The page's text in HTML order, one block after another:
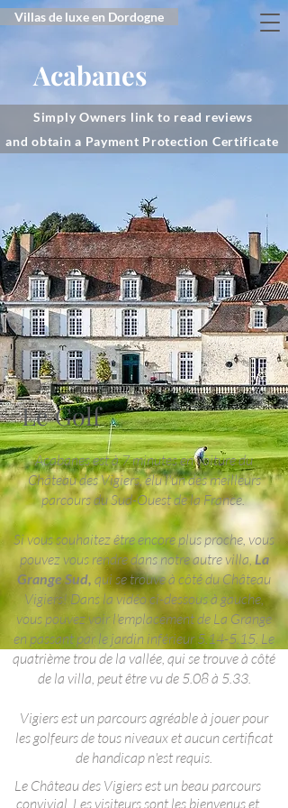
Villas de luxe en Dordogne
Acabanes
Simply Owners link to read reviews
and obtain a Payment Protection Certificate
Le Golf
Acabanes est à 7 minutes en voiture du
Château des Vigiers, élu l'un des meilleurs
parcours du Sud-Ouest de la France.
Si vous souhaitez être encore plus proche, vous
pouvez vous rendre dans notre autre villa,La
Grange Sud, qui se trouve à côté du Château
Vigiers! Dans la vidéo ci-dessous à gauche,
vous pouvez voir l'emplacement de La Grange
en passant par le jardin inférieur 5.14-5.15. Le
quatrième trou de la vallée, qui se trouve à côté
de la villa, peut être vu de 5.08 à 5.33.
Vigiers est un parcours agréable à jouer pour
les golfeurs de tous niveaux et aucun certificat
de handicap n'est requis.
Le Château des Vigiers est un beau parcours
convivial. Les visiteurs sont les bienvenus et